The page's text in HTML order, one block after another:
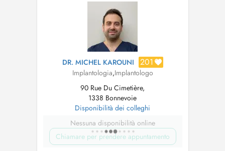
DR. MICHEL KAROUNI 201
Implantologia,Implantologo
90 Rue Du Cimetière,
1338 Bonnevoie
Disponibilità dei colleghi
Nessuna disponibilità online
Chiamare per prendere appuntamento